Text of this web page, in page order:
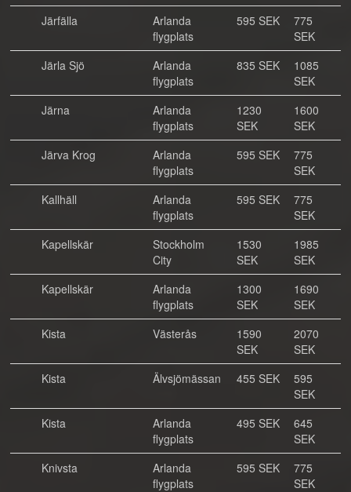
Järfälla
Arlanda
flygplats
595 SEK
775
SEK
Järla Sjö
Arlanda
flygplats
835 SEK
1085
SEK
Järna
Arlanda
flygplats
1230
SEK
1600
SEK
Järva Krog
Arlanda
flygplats
595 SEK
775
SEK
Kallhäll
Arlanda
flygplats
595 SEK
775
SEK
Kapellskär
Stockholm
City
1530
SEK
1985
SEK
Kapellskär
Arlanda
flygplats
1300
SEK
1690
SEK
Kista
Västerås
1590
SEK
2070
SEK
Kista
Älvsjömässan 455 SEK
595
SEK
Kista
Arlanda
flygplats
495 SEK
645
SEK
Knivsta
Arlanda
flygplats
595 SEK
775
SEK